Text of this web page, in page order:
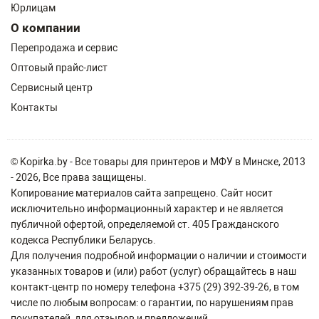
Юрлицам
О компании
Перепродажа и сервис
Оптовый прайс-лист
Сервисный центр
Контакты
© Kopirka.by - Все товары для принтеров и МФУ в Минске, 2013
- 2026, Все права защищены.
Копирование материалов сайта запрещено. Сайт носит
исключительно информационный характер и не является
публичной офертой, определяемой ст. 405 Гражданского
кодекса Республики Беларусь.
Для получения подробной информации о наличии и стоимости
указанных товаров и (или) работ (услуг) обращайтесь в наш
контакт-центр по номеру телефона +375 (29) 392-39-26, в том
числе по любым вопросам: о гарантии, по нарушениям прав